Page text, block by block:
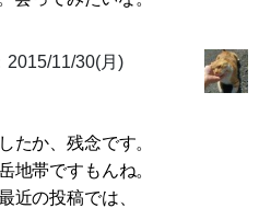
2015/11/30(月)
たか、残念です。
地帯ですもんね。
近の投稿では、